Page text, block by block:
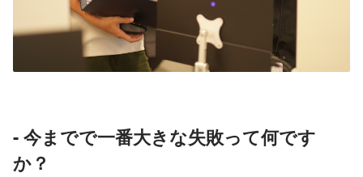
- 今までで一番大きな失敗って何です
か？